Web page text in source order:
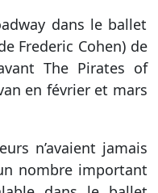
dans le ballet
Frederic Cohen) de
The Pirates of
en février et mars
n’avaient jamais
nombre important